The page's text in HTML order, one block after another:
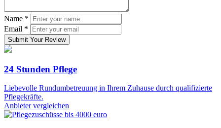
Name *
Email *
Submit Your Review
24 Stunden Pflege
Liebevolle Rundumbetreuung in Ihrem Zuhause durch qualifizierte
Pflegekräfte.
Anbieter vergleichen